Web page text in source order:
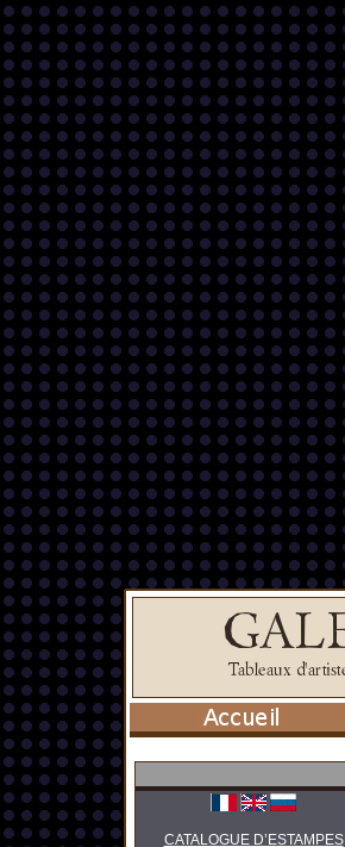
CATALOGUE D’ESTAMPES